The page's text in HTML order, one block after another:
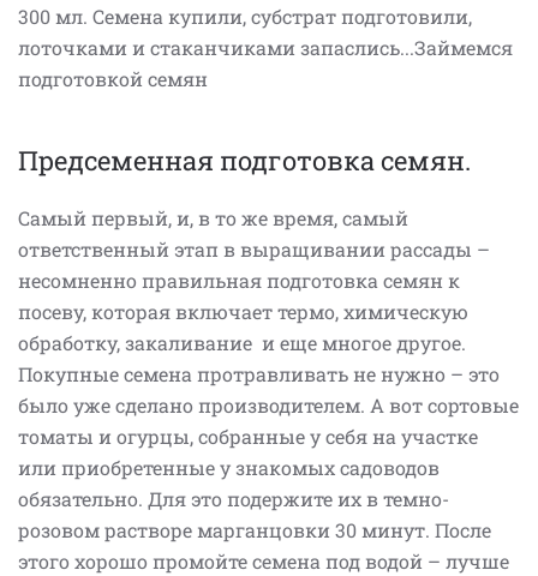
300 мл. Семена купили, субстрат подготовили,
лоточками и стаканчиками запаслись...Займемся
подготовкой семян
Предсеменная подготовка семян.
Самый первый, и, в то же время, самый
ответственный этап в выращивании рассады –
несомненно правильная подготовка семян к
посеву, которая включает термо, химическую
обработку, закаливание и еще многое другое.
Покупные семена протравливать не нужно – это
было уже сделано производителем. А вот сортовые
томаты и огурцы, собранные у себя на участке
или приобретенные у знакомых садоводов
обязательно. Для это подержите их в темно-
розовом растворе марганцовки 30 минут. После
этого хорошо промойте семена под водой – лучше